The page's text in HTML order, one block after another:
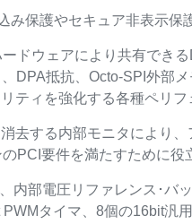
保護やセキュア非表示保
ドウェアにより共有でき
DPA抵抗、Octo-SPI外部
ティを強化する各種ペリフ
去する内部モニタにより
PCI要件を満たすために役
内部電圧リファレンス･
タイマ、8個の16bit汎